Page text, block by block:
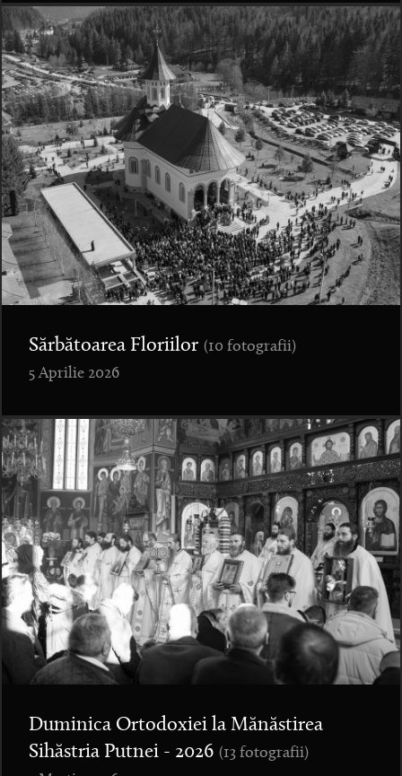
Sărbătoarea Floriilor (10 fotografii)
5 Aprilie 2026
Duminica Ortodoxiei la Mănăstirea
Sihăstria Putnei - 2026 (13 fotografii)